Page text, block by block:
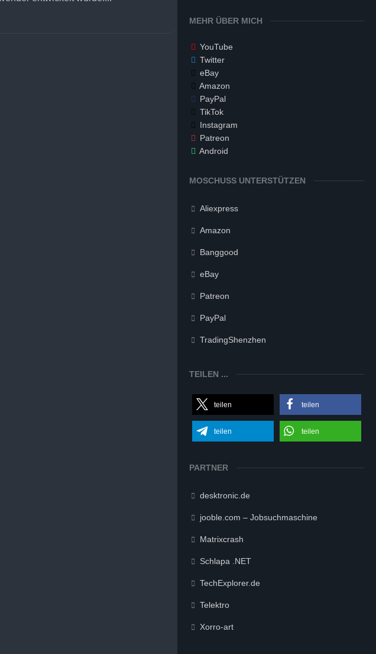
MEHR ÜBER MICH
YouTube
Twitter
eBay
Amazon
PayPal
TikTok
Instagram
Patreon
Android
MOSCHUSS UNTERSTÜTZEN
Aliexpress
Amazon
Banggood
eBay
Patreon
PayPal
TradingShenzhen
TEILEN ...
teilen teilen
teilen teilen
PARTNER
desktronic.de
jooble.com – Jobsuchmaschine
Matrixcrash
Schlapa .NET
TechExplorer.de
Telektro
Xorro-art